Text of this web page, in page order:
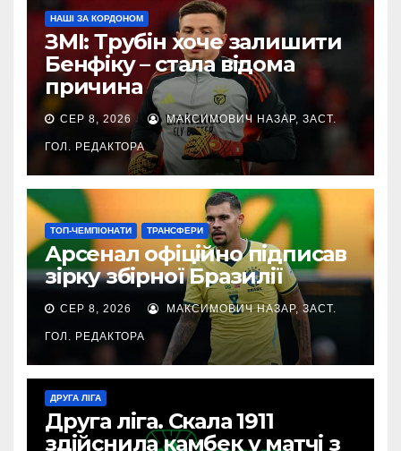
НАШІ ЗА КОРДОНОМ
ЗМІ: Трубін хоче залишити
Бенфіку – стала відома
причина
СЕР 8, 2026 МАКСИМОВИЧ НАЗАР, ЗАСТ.
ГОЛ. РЕДАКТОРА
ТОП-ЧЕМПІОНАТИ ТРАНСФЕРИ
Арсенал офіційно підписав
зірку збірної Бразилії
СЕР 8, 2026 МАКСИМОВИЧ НАЗАР, ЗАСТ.
ГОЛ. РЕДАКТОРА
ДРУГА ЛІГА
Друга ліга. Скала 1911
здійснила камбек у матчі з